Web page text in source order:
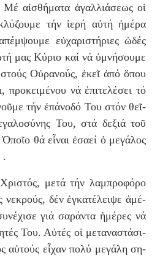
Μέ αἰ­σθή­μα­τα ἀ­γαλ­λι­ά­σε­ωςοἱ
τήν ἱ­ε­ρή αὐ­τή ἡ­μέ­ρα
εὐ­χα­ρι­στή­ρι­ες ὠ­δές
μας Κύ­ρι­ο καί νά ὑ­μνή­σου­με
Οὐ­ρα­νούς, ἐ­κεῖ ἀ­πό ὅ­που
προ­κει­μέ­νου νάἐ­πι­τε­λέ­σειτό
τήνἐ­πά­νο­δό Του στόν θεῖ­
Του, στά δε­ξι­ά τοῦ
Ὁ­ποῖ­ο θά εἶ­ναιἐ­σα­εί ὁμε­γά­λος
.
Χρι­στός, με­τά τήν λα­μπρο­φό­ρο
νε­κρούς, δένἐ­γκα­τέ­λει­ψε ἀ­μέ­
γι­ά σα­ρά­ντα ἡ­μέ­ρες νά
Του. Αὐ­τές οἱ με­τα­να­στά­σι­
αὐ­τούς εἶ­χαν πο­λύ με­γά­λη ση­